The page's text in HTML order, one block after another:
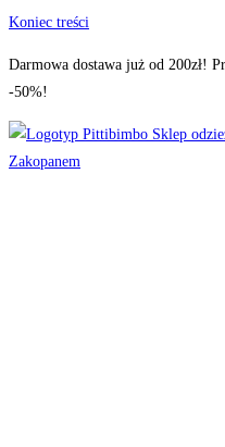
Koniec treści
Darmowa dostawa już od 200zł!
-50%!